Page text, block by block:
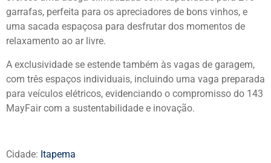
garrafas, perfeita para os apreciadores de bons vinhos, e
uma sacada espaçosa para desfrutar dos momentos de
relaxamento ao ar livre.
A exclusividade se estende também às vagas de garagem,
com três espaços individuais, incluindo uma vaga preparada
para veículos elétricos, evidenciando o compromisso do 143
MayFair com a sustentabilidade e inovação.
Cidade: Itapema